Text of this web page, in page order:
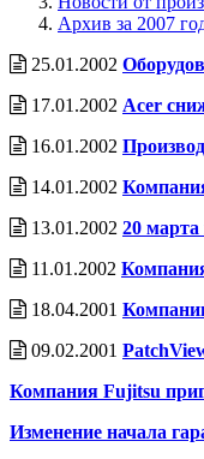
Архив за 2007
25.01.2002
17.01.2002 Acer
16.01.2002
14.01.2002
13.01.2002 20
11.01.2002
18.04.2001
09.02.2001
Компания Fujitsu
Изменение начала